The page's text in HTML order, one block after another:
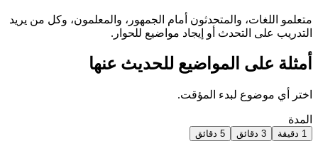
متعلمو اللغات، والمتحدثون أمام الجمهور، والمعلمون، وكل من يريد
التدريب على التحدث أو إيجاد مواضيع للحوار.
أمثلة على المواضيع للحديث عنها
اختر أي موضوع لبدء المؤقت.
المدة
1 دقيقة 3 دقائق 5 دقائق